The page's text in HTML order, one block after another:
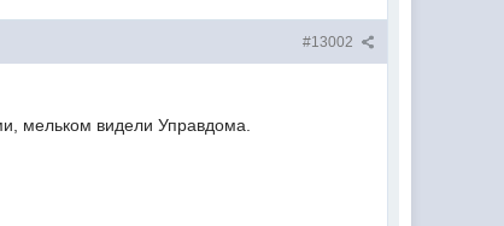
#13002
мельком видели Управдома.